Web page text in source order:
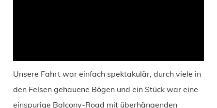
Unsere Fahrt war einfach spektakulär, durch viele in
den Felsen gehauene Bögen und ein Stück war eine
einspurige Balcony-Road mit überhängenden